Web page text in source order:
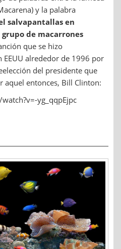
y la palabra
salvapantallas en
de macarrones
que se hizo
alrededor de 1996 por
del presidente que
aquel entonces, Bill Clinton:
yg_qqpEjpc